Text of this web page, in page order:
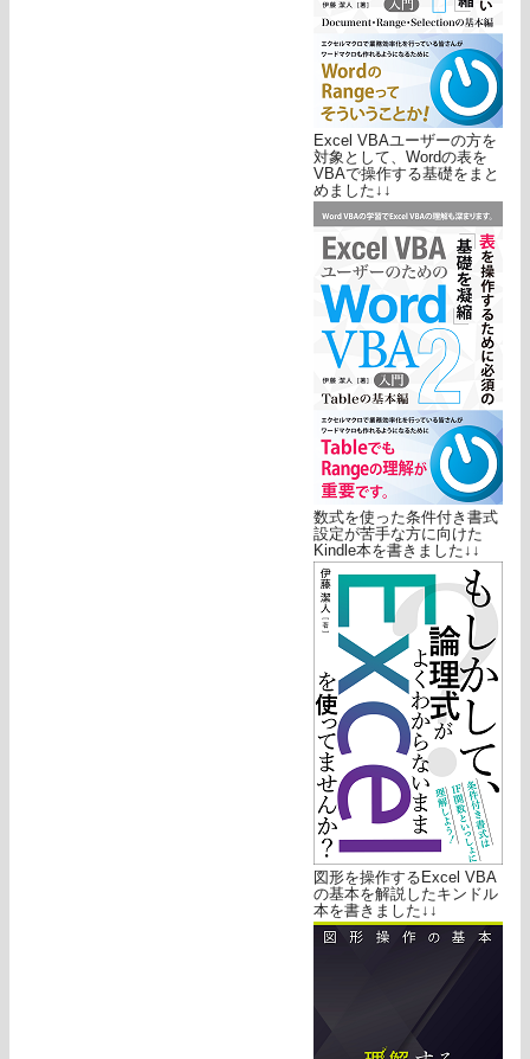
Excel VBAユーザーの方を
対象として、Wordの表を
VBAで操作する基礎をまと
めました↓↓
数式を使った条件付き書式
設定が苦手な方に向けた
Kindle本を書きました↓↓
図形を操作するExcel VBA
の基本を解説したキンドル
本を書きました↓↓